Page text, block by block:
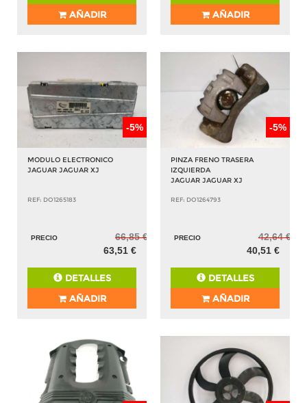
AÑADIR
AÑADIR
-5%
MODULO ELECTRONICO
JAGUAR JAGUAR XJ
REF: DO1265183
PRECIO
66,85 €
63,51 €
DETALLES
AÑADIR
-5%
PINZA FRENO TRASERA
IZQUIERDA
JAGUAR JAGUAR XJ
REF: DO1264793
PRECIO
42,64 €
40,51 €
DETALLES
AÑADIR